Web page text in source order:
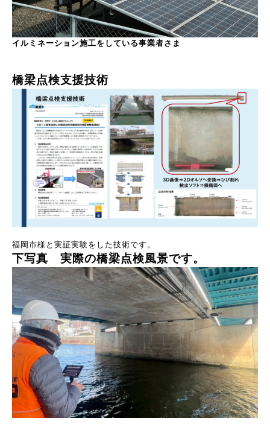
イルミネーション施工をしている事業者さま
橋梁点検支援技術
福岡市様と実証実験をした技術です。
下写真 実際の橋梁点検風景です。